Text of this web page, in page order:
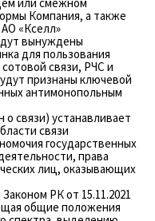
Компания, а также
«Кселл»
вынуждены
для пользования
связи, РЧС и
признаны ключевой
антимонопольным
о связи) устанавливает
связи
государственных
права
лиц, оказывающих
РК от 15.11.2021
общие положения